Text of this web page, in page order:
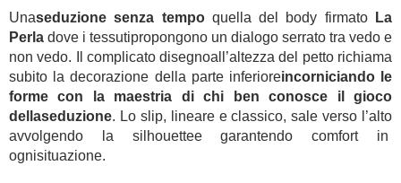
Unaseduzione senza tempoquella del body firmato
La
Perla dove i tessutipropongono un dialogo serrato tra vedo e
non vedo. Il complicato disegnoall’altezza del petto richiama
subito la decorazione della parte inferioreincorniciando le
forme con la maestria di chi ben conosce il gioco
dellaseduzione. Lo slip, lineare e classico, sale verso l’alto
avvolgendo la silhouettee garantendo comfort in
ognisituazione.